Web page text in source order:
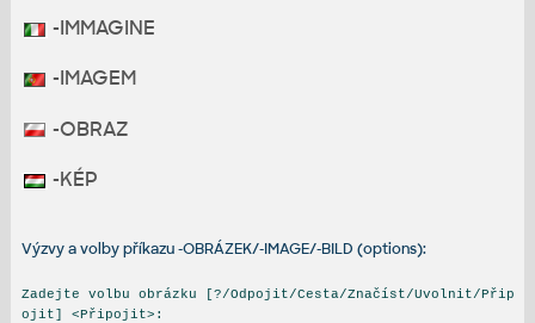
-IMMAGINE
-IMAGEM
-OBRAZ
-KÉP
Výzvy a volby příkazu -OBRÁZEK/-IMAGE/-BILD (options):
Zadejte volbu obrázku [?/Odpojit/Cesta/Značíst/Uvolnit/Přip
ojit] <Připojit>: